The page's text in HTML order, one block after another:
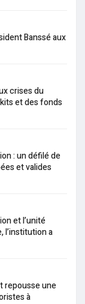
Banssé aux
crises du
et des fonds
: un défilé de
et valides
et l’unité
l’institution a
repousse une
à